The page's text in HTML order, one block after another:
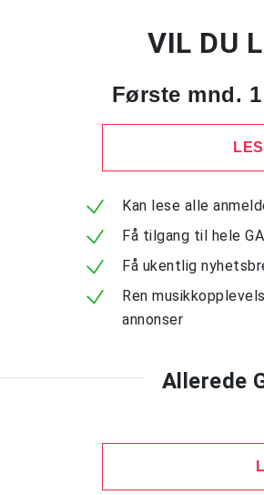
VIL DU
Første mnd.
Kan lese alle
Få tilgang til hele
Få ukentlig
Ren
annonser
Allerede